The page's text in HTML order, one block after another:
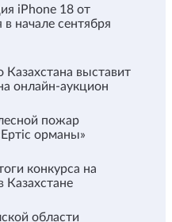
iPhone 18 от
начале сентября
Казахстана выставит
онлайн-аукцион
пожар
орманы»
конкурса на
Казахстане
области